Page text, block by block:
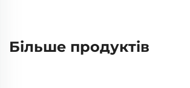
Більше продуктів